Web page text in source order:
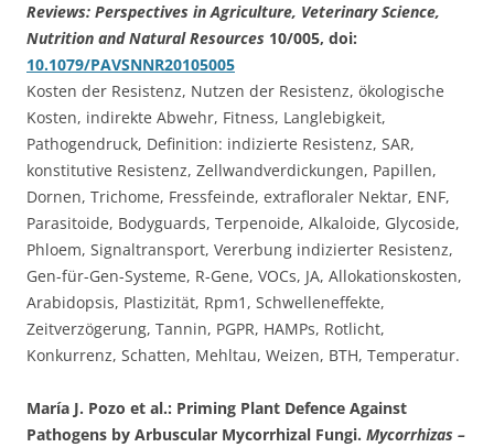
Reviews: Perspectives in Agriculture, Veterinary Science,
Nutrition and Natural Resources 10/005, doi:
10.1079/PAVSNNR20105005
Kosten der Resistenz, Nutzen der Resistenz, ökologische
Kosten, indirekte Abwehr, Fitness, Langlebigkeit,
Pathogendruck, Definition: indizierte Resistenz, SAR,
konstitutive Resistenz, Zellwandverdickungen, Papillen,
Dornen, Trichome, Fressfeinde, extrafloraler Nektar, ENF,
Parasitoide, Bodyguards, Terpenoide, Alkaloide, Glycoside,
Phloem, Signaltransport, Vererbung indizierter Resistenz,
Gen-für-Gen-Systeme, R-Gene, VOCs, JA, Allokationskosten,
Arabidopsis, Plastizität, Rpm1, Schwelleneffekte,
Zeitverzögerung, Tannin, PGPR, HAMPs, Rotlicht,
Konkurrenz, Schatten, Mehltau, Weizen, BTH, Temperatur.
María J. Pozo et al.: Priming Plant Defence Against
Pathogens by Arbuscular Mycorrhizal Fungi. Mycorrhizas –